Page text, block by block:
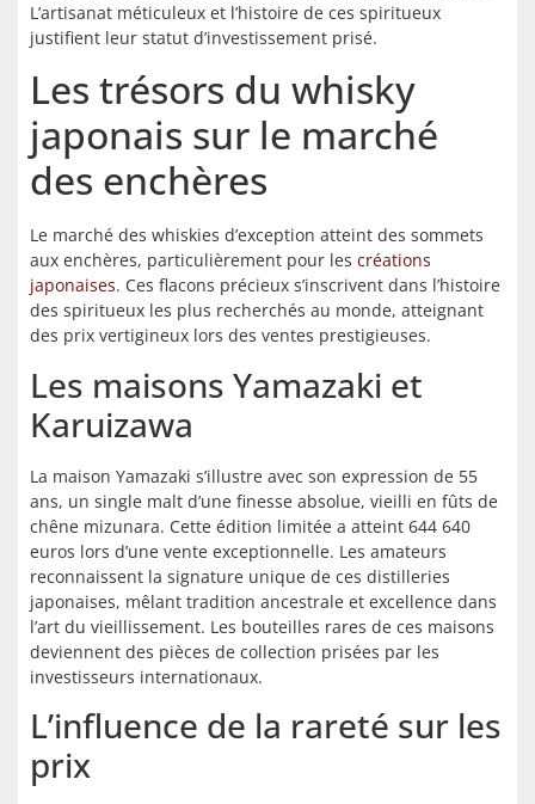
L’artisanat méticuleux et l’histoire de ces spiritueux
justifient leur statut d’investissement prisé.
Les trésors du whisky
japonais sur le marché
des enchères
Le marché des whiskies d’exception atteint des sommets
aux enchères, particulièrement pour les créations
japonaises. Ces flacons précieux s’inscrivent dans l’histoire
des spiritueux les plus recherchés au monde, atteignant
des prix vertigineux lors des ventes prestigieuses.
Les maisons Yamazaki et
Karuizawa
La maison Yamazaki s’illustre avec son expression de 55
ans, un single malt d’une finesse absolue, vieilli en fûts de
chêne mizunara. Cette édition limitée a atteint 644 640
euros lors d’une vente exceptionnelle. Les amateurs
reconnaissent la signature unique de ces distilleries
japonaises, mêlant tradition ancestrale et excellence dans
l’art du vieillissement. Les bouteilles rares de ces maisons
deviennent des pièces de collection prisées par les
investisseurs internationaux.
L’influence de la rareté sur les
prix